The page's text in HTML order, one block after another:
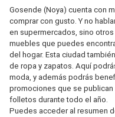
Gosende (Noya) cuenta con
comprar con gusto. Y no
en supermercados, sino
muebles que puedes
del hogar. Esta ciudad
de ropa y zapatos. Aquí
moda, y además podrás
promociones que se
folletos durante todo el año.
Puedes acceder al resumen